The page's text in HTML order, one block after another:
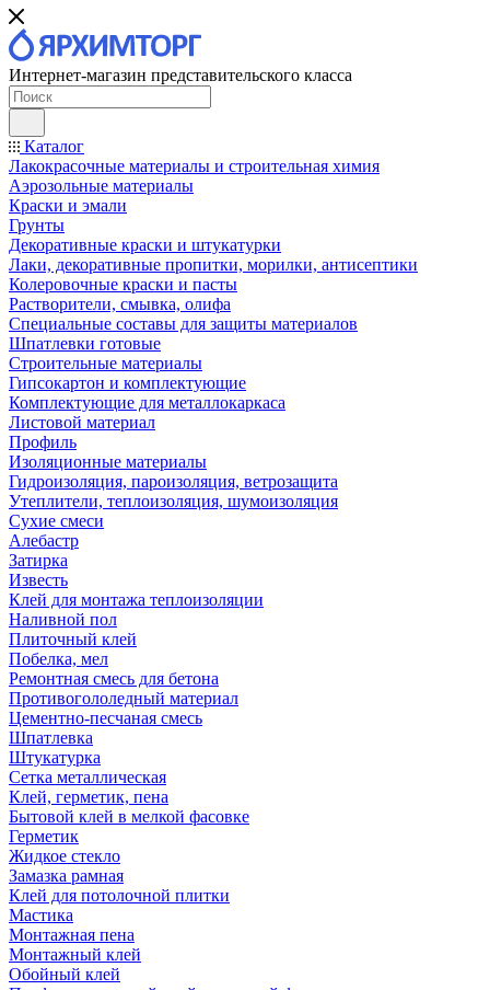
Интернет-магазин представительского класса
Каталог
Лакокрасочные материалы и строительная химия
Аэрозольные материалы
Краски и эмали
Грунты
Декоративные краски и штукатурки
Лаки, декоративные пропитки, морилки, антисептики
Колеровочные краски и пасты
Растворители, смывка, олифа
Специальные составы для защиты материалов
Шпатлевки готовые
Строительные материалы
Гипсокартон и комплектующие
Комплектующие для металлокаркаса
Листовой материал
Профиль
Изоляционные материалы
Гидроизоляция, пароизоляция, ветрозащита
Утеплители, теплоизоляция, шумоизоляция
Сухие смеси
Алебастр
Затирка
Известь
Клей для монтажа теплоизоляции
Наливной пол
Плиточный клей
Побелка, мел
Ремонтная смесь для бетона
Противогололедный материал
Цементно-песчаная смесь
Шпатлевка
Штукатурка
Сетка металлическая
Клей, герметик, пена
Бытовой клей в мелкой фасовке
Герметик
Жидкое стекло
Замазка рамная
Клей для потолочной плитки
Мастика
Монтажная пена
Монтажный клей
Обойный клей